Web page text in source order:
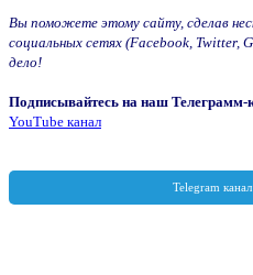
Вы поможете этому сайту, сделав
социальных сетях (Facebook, Twitter,
дело!
Подписывайтесь на наш Телеграмм-
YouTube канал